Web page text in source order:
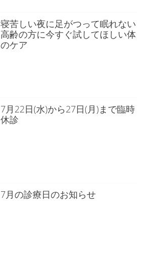
寝苦しい夜に足がつって眠れない
高齢の方に今すぐ試してほしい体
のケア
7月22日(水)から27日(月)まで臨時
休診
7月の診療日のお知らせ